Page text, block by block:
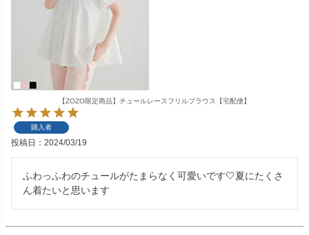
【ZOZO限定商品】チュールレースフリルブラウス【宅配便】
購入者
投稿日 2024/03/19
ふわっふわのチュールがたまらなく可愛いです🤍夏にたくさ
ん着たいと思います